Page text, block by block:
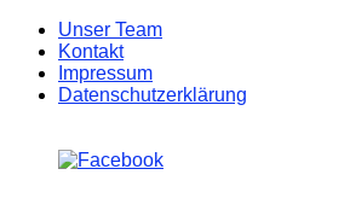
Unser Team
Kontakt
Impressum
Datenschutzerklärung